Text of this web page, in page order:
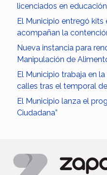
licenciados en educación
El Municipio entregó kits
acompañan la
Nueva instancia para
Manipulación de
El Municipio trabaja en
calles tras el temporal
El Municipio lanza el
Ciudadana”